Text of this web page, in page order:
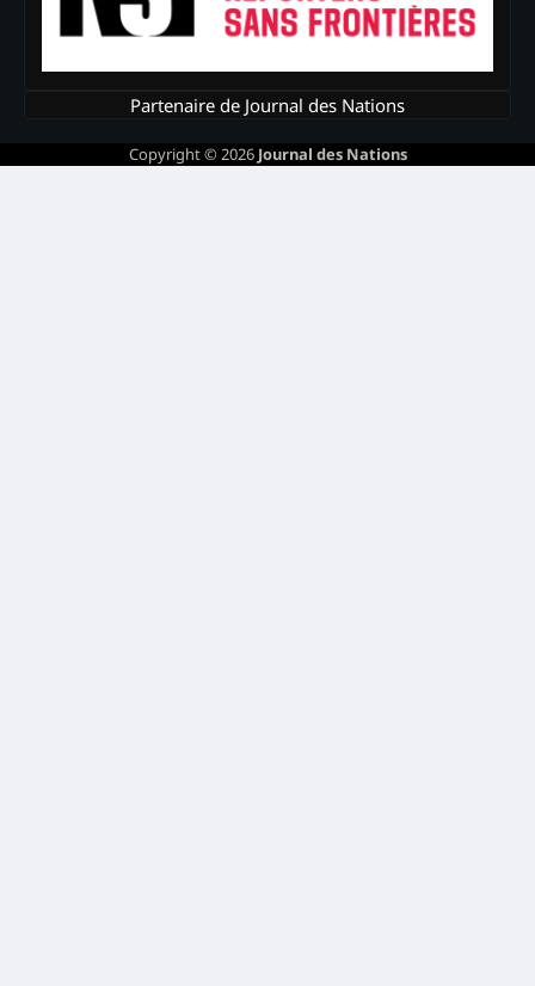
Partenaire de Journal des Nations
Copyright © 2026 Journal des Nations